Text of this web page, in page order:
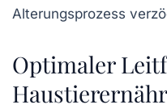
Alterungsprozess
Optimaler